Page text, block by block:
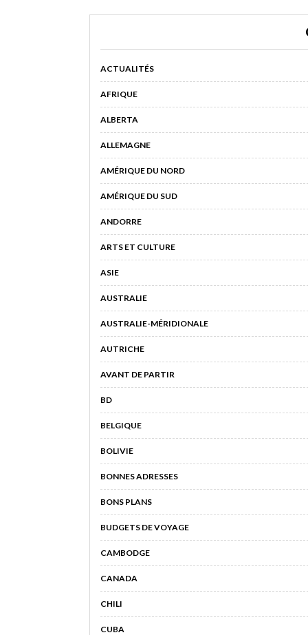
ACTUALITÉS
AFRIQUE
ALBERTA
ALLEMAGNE
AMÉRIQUE DU NORD
AMÉRIQUE DU SUD
ANDORRE
ARTS ET CULTURE
ASIE
AUSTRALIE
AUSTRALIE-MÉRIDIONALE
AUTRICHE
AVANT DE PARTIR
BD
BELGIQUE
BOLIVIE
BONNES ADRESSES
BONS PLANS
BUDGETS DE VOYAGE
CAMBODGE
CANADA
CHILI
CUBA